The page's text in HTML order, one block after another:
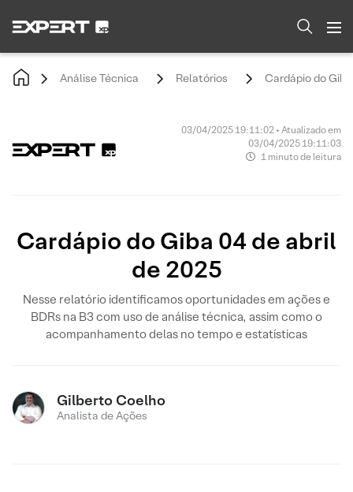
Análise Técnica Relatórios Cardápio do
03/04/2025 19:11:02 • Atualizado em
03/04/2025 19:11:03
1 minuto de leitura
Cardápio do Giba 04 de abril
de 2025
Nesse relatório identificamos oportunidades em ações e
BDRs na B3 com uso de análise técnica, assim como o
acompanhamento delas no tempo e estatísticas
Gilberto Coelho
Analista de Ações